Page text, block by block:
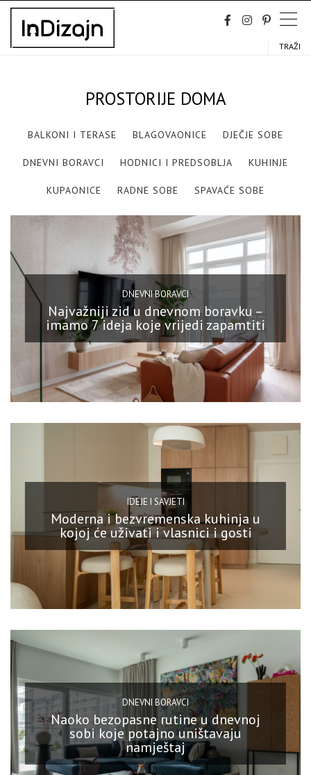
Skip
content
TRAŽI
PROSTORIJE DOMA
BALKONI I TERASE BLAGOVAONICE DJEČJE SOBE
DNEVNI BORAVCI HODNICI I PREDSOBLJA KUHINJE
KUPAONICE RADNE SOBE SPAVAĆE SOBE
DNEVNI BORAVCI
Najvažniji zid u dnevnom boravku –
imamo 7 ideja koje vrijedi zapamtiti
IDEJE I SAVJETI
Moderna i bezvremenska kuhinja u
kojoj će uživati i vlasnici i gosti
DNEVNI BORAVCI
Naoko bezopasne rutine u dnevnoj
sobi koje potajno uništavaju
namještaj